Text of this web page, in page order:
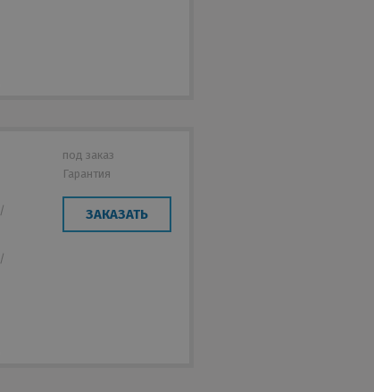
/
/
под заказ
Гарантия
ЗАКАЗАТЬ